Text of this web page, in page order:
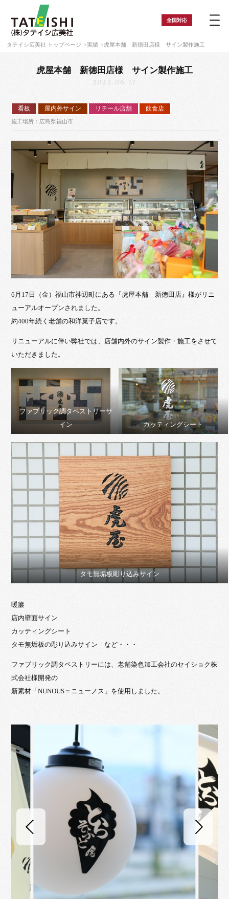
全国対応
タテイシ広美社 トップページ 実績 虎屋本舗 新徳田店様 サイン製作施工
虎屋本舗 新徳田店様 サイン製作施工
2022.06.17
看板 屋内外サイン リテール店舗 飲食店
施工場所：広島県福山市
6月17日（金）福山市神辺町にある『虎屋本舗 新徳田店』様がリニ
ューアルオープンされました。
約400年続く老舗の和洋菓子店です。
リニューアルに伴い弊社では、店舗内外のサイン製作・施工をさせて
いただきました。
ファブリック調タペストリーサ
イン
カッティングシート
タモ無垢板彫り込みサイン
暖簾
店内壁面サイン
カッティングシート
タモ無垢板の彫り込みサイン など・・・
ファブリック調タペストリーには、老舗染色加工会社のセイショク株
式会社様開発の
新素材「NUNOUS＝ニューノス」を使用しました。